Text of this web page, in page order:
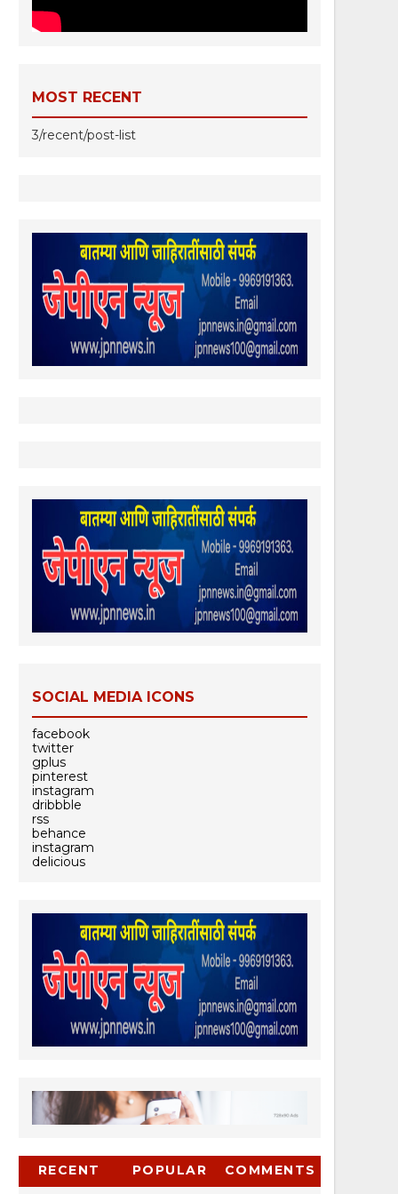
MOST RECENT
3/recent/post-list
SOCIAL MEDIA ICONS
facebook
twitter
gplus
pinterest
instagram
dribbble
rss
behance
instagram
delicious
RECENT POPULAR COMMENTS